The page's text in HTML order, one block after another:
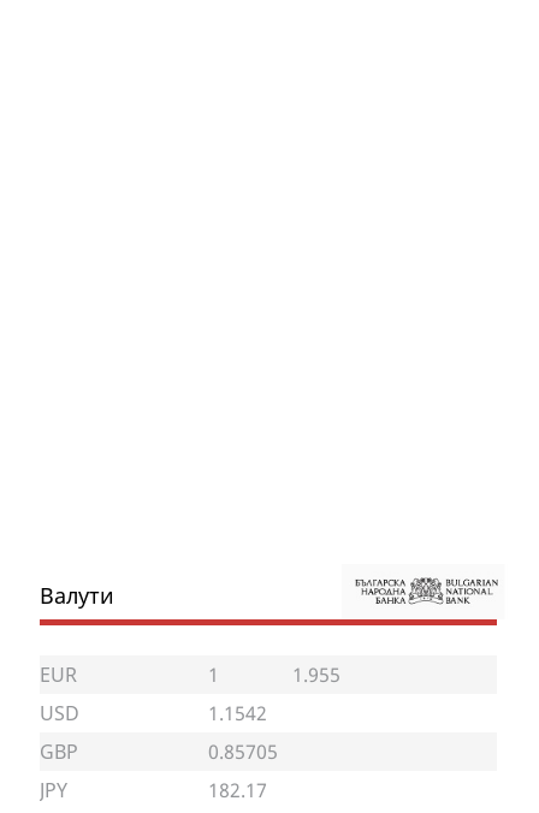
Валути
EUR 1
1.955
USD
1.1542
GBP
0.85705
JPY
182.17